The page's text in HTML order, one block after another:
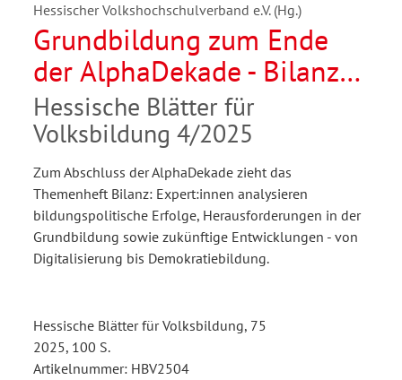
Hessischer Volkshochschulverband e.V. (Hg.)
Grundbildung zum Ende
der AlphaDekade - Bilanz
und Perspektiven
Hessische Blätter für
Volksbildung 4/2025
Zum Abschluss der AlphaDekade zieht das
Themenheft Bilanz: Expert:innen analysieren
bildungspolitische Erfolge, Herausforderungen in der
Grundbildung sowie zukünftige Entwicklungen - von
Digitalisierung bis Demokratiebildung.
Hessische Blätter für Volksbildung, 75
2025, 100 S.
Artikelnummer: HBV2504